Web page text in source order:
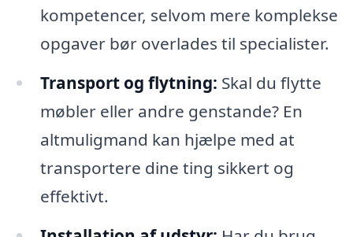
kompetencer, selvom mere komplekse
opgaver bør overlades til specialister.
Transport og flytning: Skal du flytte
møbler eller andre genstande? En
altmuligmand kan hjælpe med at
transportere dine ting sikkert og
effektivt.